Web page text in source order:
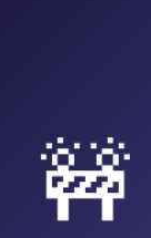
🚧